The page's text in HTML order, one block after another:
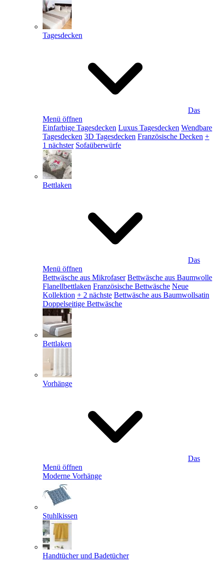
Tagesdecken
Das
Menü öffnen
Einfarbige Tagesdecken Luxus Tagesdecken Wendbare
Tagesdecken 3D Tagesdecken Französische Decken +
1 nächster Sofaüberwürfe
Bettlaken
Das
Menü öffnen
Bettwäsche aus Mikrofaser Bettwäsche aus Baumwolle
Flanellbettlaken Französische Bettwäsche Neue
Kollektion + 2 nächste Bettwäsche aus Baumwollsatin
Doppelseitige Bettwäsche
Bettlaken
Vorhänge
Das
Menü öffnen
Moderne Vorhänge
Stuhlkissen
Handtücher und Badetücher